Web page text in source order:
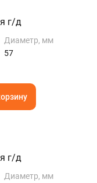
г/д
Диаметр, мм
57
г/д
Диаметр, мм